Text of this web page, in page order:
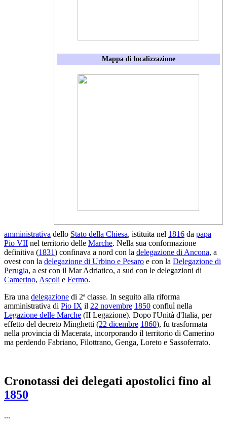
Mappa di localizzazione
amministrativa dello Stato della Chiesa, istituita nel 1816 da papa
Pio VII nel territorio delle Marche. Nella sua conformazione
definitiva (1831) confinava a nord con la delegazione di Ancona, a
ovest con la delegazione di Urbino e Pesaro e con la Delegazione di
Perugia, a est con il Mar Adriatico, a sud con le delegazioni di
Camerino, Ascoli e Fermo.
Era una delegazione di 2ª classe. In seguito alla riforma
amministrativa di Pio IX il 22 novembre 1850 confluì nella
Legazione delle Marche (II Legazione). Dopo l'Unità d'Italia, per
effetto del decreto Minghetti (22 dicembre 1860), fu trasformata
nella provincia di Macerata, incorporando il territorio di Camerino
ma perdendo Fabriano, Filottrano, Genga, Loreto e Sassoferrato.
Cronotassi dei delegati apostolici fino al
1850
...